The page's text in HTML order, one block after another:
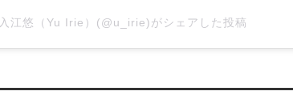
入江悠（Yu Irie）(@u_irie)がシェアした投稿